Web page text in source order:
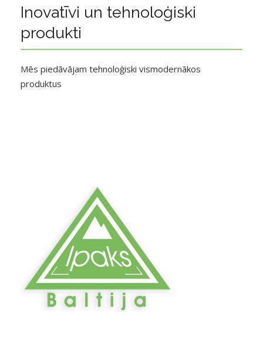
Inovatīvi un tehnoloģiski
produkti
Mēs piedāvājam tehnoloģiski vismodernākos
produktus